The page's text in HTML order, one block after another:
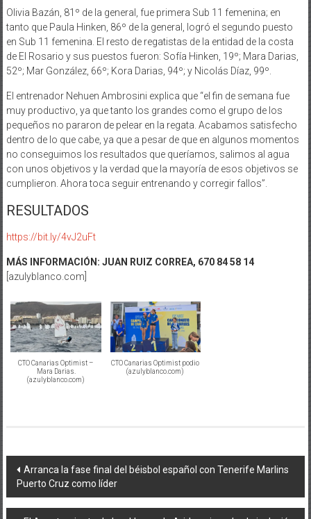
Olivia Bazán, 81º de la general, fue primera Sub 11 femenina; en
tanto que Paula Hinken, 86º de la general, logró el segundo puesto
en Sub 11 femenina. El resto de regatistas de la entidad de la costa
de El Rosario y sus puestos fueron: Sofía Hinken, 19º; Mara Darias,
52º; Mar González, 66º; Kora Darias, 94º; y Nicolás Díaz, 99º.
El entrenador Nehuen Ambrosini explica que “el fin de semana fue
muy productivo, ya que tanto los grandes como el grupo de los
pequeños no pararon de pelear en la regata. Acabamos satisfecho
dentro de lo que cabe, ya que a pesar de que en algunos momentos
no conseguimos los resultados que queríamos, salimos al agua
con unos objetivos y la verdad que la mayoría de esos objetivos se
cumplieron. Ahora toca seguir entrenando y corregir fallos”.
RESULTADOS
https://bit.ly/4vJ2uFt
MÁS INFORMACIÓN: JUAN RUIZ CORREA, 670 84 58 14
[azulyblanco.com]
CTO Canarias Optimist –
Mara Darias.
(azulyblanco.com)
CTO Canarias Optimist podio
(azulyblanco.com)
Navegación
de
Arranca la fase final del béisbol español con Tenerife Marlins
Puerto Cruz como líder